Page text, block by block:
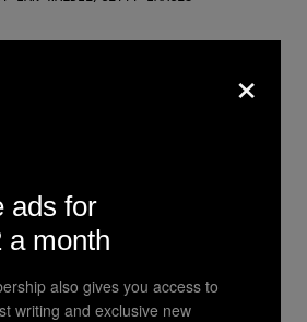
Music Taste
Get Older
WIREIMAGE)
×
ads for
a month
also gives you access to
writing and exclusive new